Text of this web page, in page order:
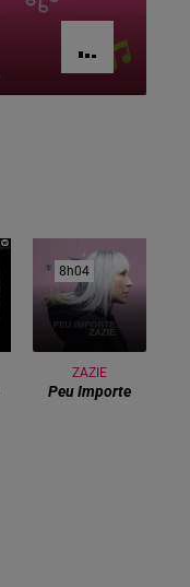
8h04
8h04
ZAZIE
Peu Importe